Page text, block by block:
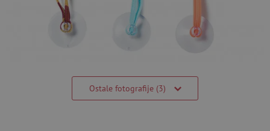
Ostale fotografije (3)